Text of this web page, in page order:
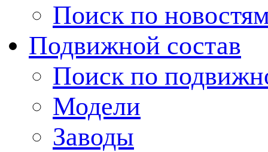
Поиск по
Подвижной состав
Поиск по
Модели
Заводы